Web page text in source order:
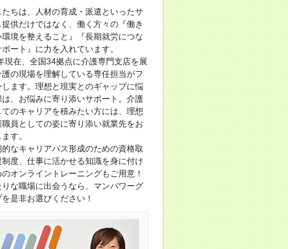
たちは、人材の育成・派遣といったサ
提供だけではなく、働く方々の『働き
環境を整えること』『長期就労につな
ート』に力を入れています。
現在、全国34拠点に介護専門支店を展
護の現場を理解している専任担当がフ
します。理想と現実とのギャップに悩
は、お悩みに寄り添いサポート。介護
てのキャリアを積みたい方には、理想
職員としての姿に寄り添い就業先をお
す。
的なキャリアパス形成のための資格取
制度、仕事に活かせる知識を身に付け
のオンライントレーニングもご用意！
りな職場に出会うなら、マンパワーグ
を是非お選びください！